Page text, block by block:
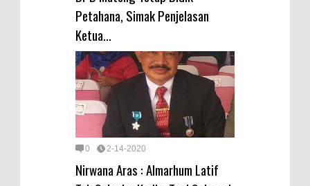
Petahana, Simak Penjelasan
Ketua...
0 2-14-2020
Nirwana Aras : Almarhum Latif